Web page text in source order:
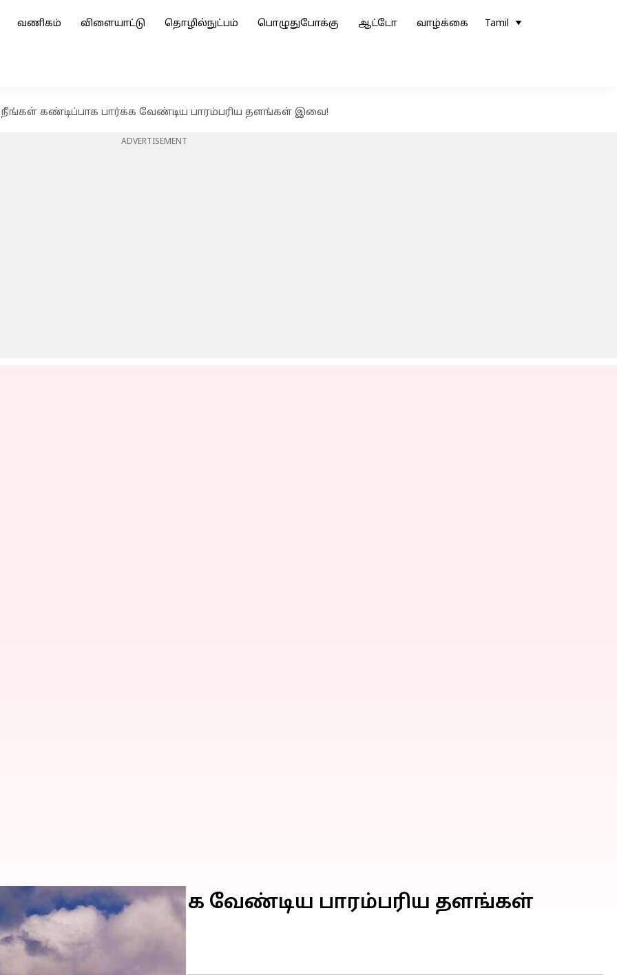
வணிகம் விளையாட்டு தொழில்நுட்பம் பொழுதுபோக்கு ஆட்டோ வாழ்க்கை Tamil
கண்டிப்பாக பார்க்க வேண்டிய பாரம்பரிய தளங்கள் இவை!
ADVERTISEMENT
பார்க்க வேண்டிய பாரம்பரிய தளங்கள்